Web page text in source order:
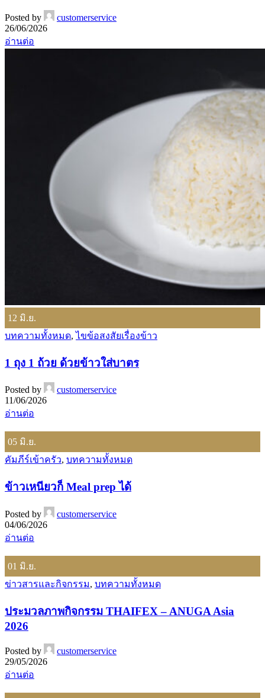
Posted by
customerservice
26/06/2026
อ่านต่อ
12 มิ.ย.
บทความทั้งหมด,ไขข้อสงสัยเรื่องข้าว
1 ถุง 1 ถ้วย ด้วยข้าวใส่บาตร
Posted by
customerservice
11/06/2026
อ่านต่อ
05 มิ.ย.
คัมภีร์เข้าครัว, บทความทั้งหมด
ข้าวเหนียวก็ Meal prep ได้
Posted by
customerservice
04/06/2026
อ่านต่อ
01 มิ.ย.
ข่าวสารและกิจกรรม, บทความทั้งหมด
ประมวลภาพกิจกรรม THAIFEX – ANUGA Asia
2026
Posted by
customerservice
29/05/2026
อ่านต่อ